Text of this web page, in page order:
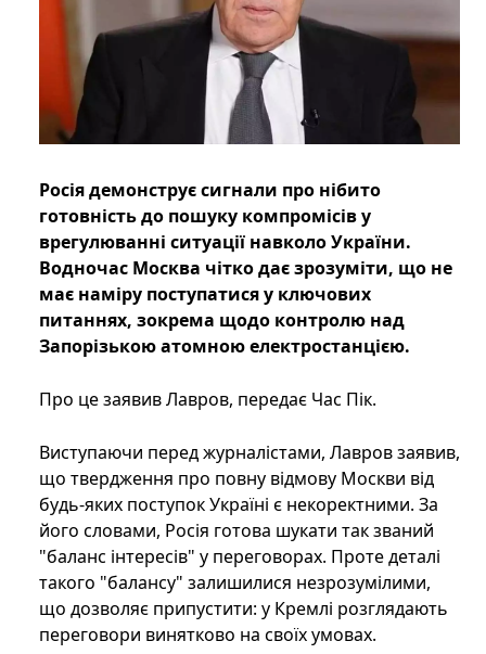
Росія демонструє сигнали про нібито
готовність до пошуку компромісів у
врегулюванні ситуації навколо України.
Водночас Москва чітко дає зрозуміти, що не
має наміру поступатися у ключових
питаннях, зокрема щодо контролю над
Запорізькою атомною електростанцією.
Про це заявив Лавров, передає Час Пік.
Виступаючи перед журналістами, Лавров заявив,
що твердження про повну відмову Москви від
будь-яких поступок Україні є некоректними. За
його словами, Росія готова шукати так званий
"баланс інтересів" у переговорах. Проте деталі
такого "балансу" залишилися незрозумілими,
що дозволяє припустити: у Кремлі розглядають
переговори винятково на своїх умовах.